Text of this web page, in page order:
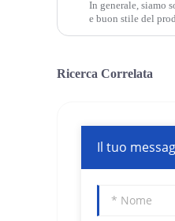
In generale, siamo
e buon stile del
Ricerca Correlata
Il tuo